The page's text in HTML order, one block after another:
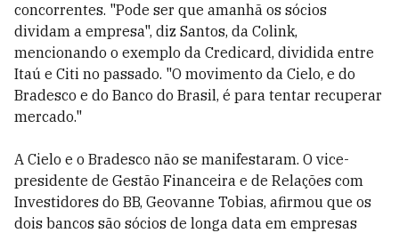
concorrentes. "Pode ser que amanhã os sócios
dividam a empresa", diz Santos, da Colink,
mencionando o exemplo da Credicard, dividida entre
Itaú e Citi no passado. "O movimento da Cielo, e do
Bradesco e do Banco do Brasil, é para tentar recuperar
mercado."
A Cielo e o Bradesco não se manifestaram. O vice-
presidente de Gestão Financeira e de Relações com
Investidores do BB, Geovanne Tobias, afirmou que os
dois bancos são sócios de longa data em empresas